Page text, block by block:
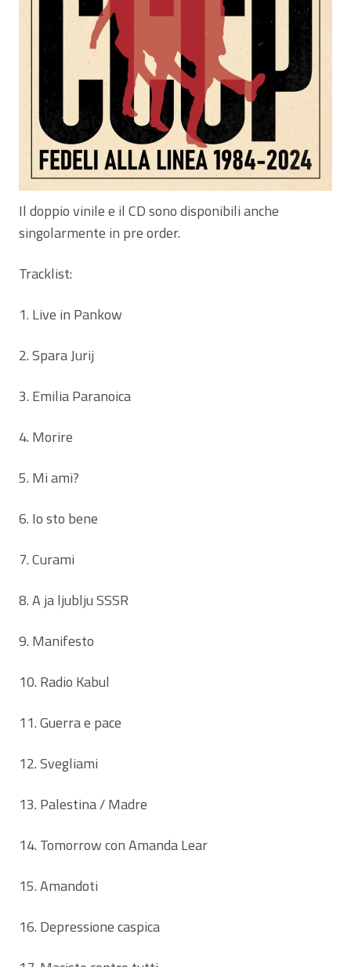
Il doppio vinile e il CD sono disponibili anche
singolarmente in pre order.
Tracklist:
1. Live in Pankow
2. Spara Jurij
3. Emilia Paranoica
4. Morire
5. Mi ami?
6. Io sto bene
7. Curami
8. A ja ljublju SSSR
9. Manifesto
10. Radio Kabul
11. Guerra e pace
12. Svegliami
13. Palestina / Madre
14. Tomorrow con Amanda Lear
15. Amandoti
16. Depressione caspica